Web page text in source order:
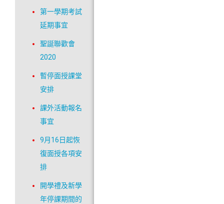
第一學期考試
延期事宜
聖誕聯歡會
2020
暫停面授課堂
安排
課外活動報名
事宜
9月16日起恢
復面授各項安
排
開學禮及新學
年停課期間的